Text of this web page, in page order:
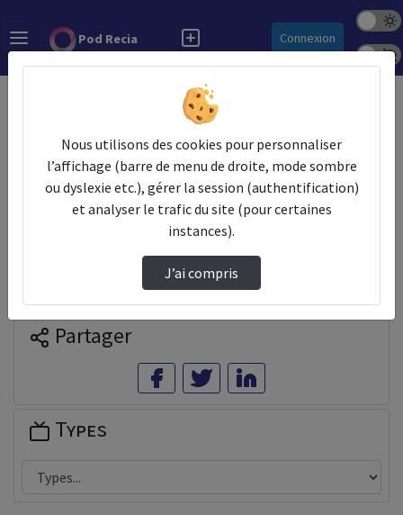
Pod Recia Rechercher Connexion
Mode
Police
Do.TeRR GéoCentre
Journées Nationales Prodige 2023 : 5_Geocata…
Prendre des notes
Il n'y a pas de note disponible pour vous pour cette vidéo.
Connectez-vous pour en créer une nouvelle.
Partager
Types
Nous utilisons des cookies pour personnaliser
l’affichage (barre de menu de droite, mode sombre
ou dyslexie etc.), gérer la session (authentification)
et analyser le trafic du site (pour certaines
instances).
J’ai compris